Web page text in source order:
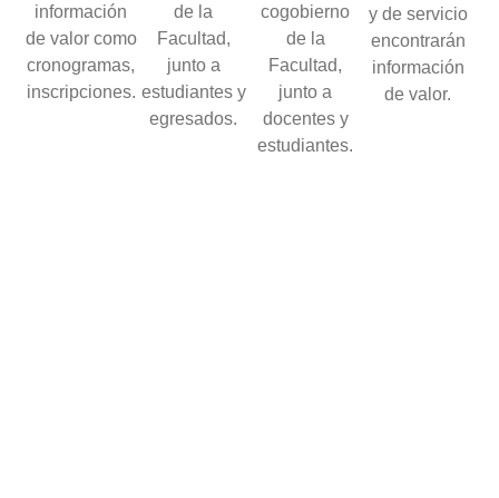
información
de valor como
cronogramas,
inscripciones.
de la
Facultad,
junto a
estudiantes y
egresados.
cogobierno
de la
Facultad,
junto a
docentes y
estudiantes.
y de servicio
encontrarán
información
de valor.